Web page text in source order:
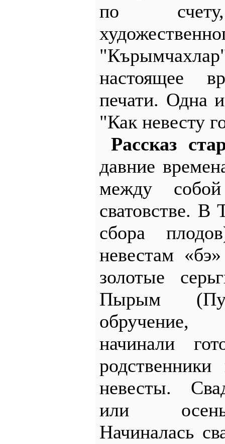
по счету,
настоящее
печати. Одна
"Как невесту
Рассказ
давние
между
сватовстве. В
сбора
невестам
золотые
Пырым
обручение,
начинали
невесты.
или
Начиналась